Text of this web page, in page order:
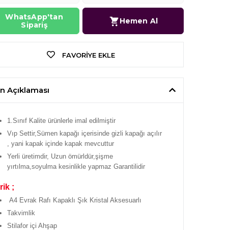
WhatsApp'tan
Sipariş
Hemen Al
FAVORIYE EKLE
Açıklaması
1.Sınıf Kalite ürünlerle imal edilmiştir
Vıp Settir,Sümen kapağı içerisinde gizli kapağı açılır
, yani kapak içinde kapak mevcuttur
Yerli üretimdir, Uzun ömürldür,şişme
yırtılma,soyulma kesinlikle yapmaz Garantilidir
;
A4 Evrak Rafı Kapaklı Şık Kristal Aksesuarlı
Takvimlik
Stilafor içi Ahşap